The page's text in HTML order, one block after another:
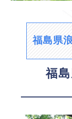
福島県
福